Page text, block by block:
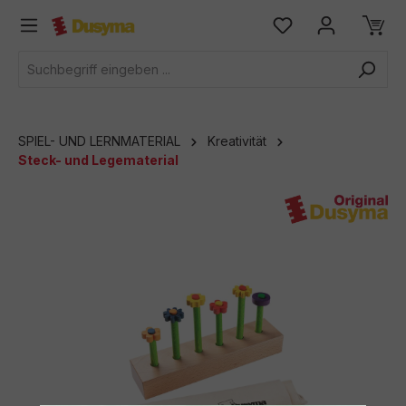
springen
SPIEL- UND LERNMATERIAL
Kreativität
Steck- und Legematerial